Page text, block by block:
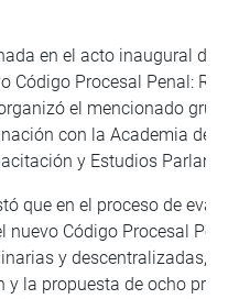
en el acto inaugural del
Código Procesal Penal: Rol
el mencionado
con la Academia de
y Estudios
que en el proceso de
Código Procesal
y descentralizadas,
la propuesta de ocho